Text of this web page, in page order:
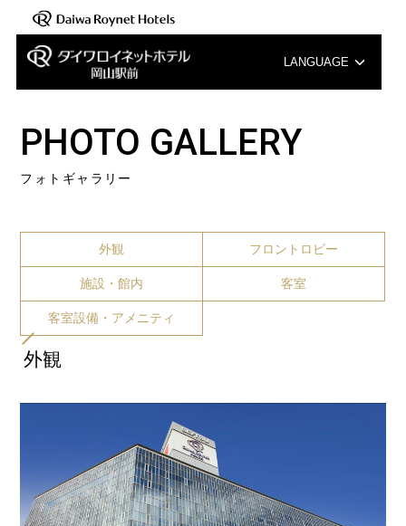
LANGUAGE
中文（簡体字）
PHOTO GALLERY
フォトギャラリー
外観 フロントロビー
施設・館内 客室
客室設備・アメニティ
外観